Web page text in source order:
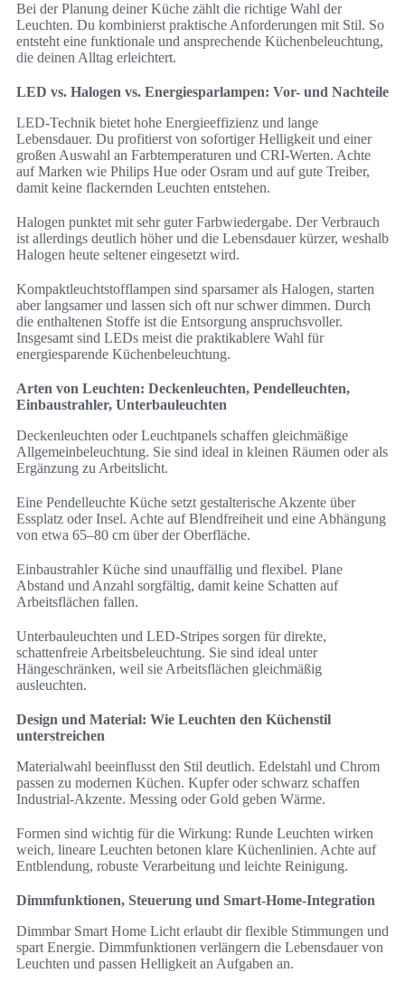
Bei der Planung deiner Küche zählt die richtige Wahl der
Leuchten. Du kombinierst praktische Anforderungen mit Stil. So
entsteht eine funktionale und ansprechende Küchenbeleuchtung,
die deinen Alltag erleichtert.
LED vs. Halogen vs. Energiesparlampen: Vor- und Nachteile
LED-Technik bietet hohe Energieeffizienz und lange
Lebensdauer. Du profitierst von sofortiger Helligkeit und einer
großen Auswahl an Farbtemperaturen und CRI-Werten. Achte
auf Marken wie Philips Hue oder Osram und auf gute Treiber,
damit keine flackernden Leuchten entstehen.
Halogen punktet mit sehr guter Farbwiedergabe. Der Verbrauch
ist allerdings deutlich höher und die Lebensdauer kürzer, weshalb
Halogen heute seltener eingesetzt wird.
Kompaktleuchtstofflampen sind sparsamer als Halogen, starten
aber langsamer und lassen sich oft nur schwer dimmen. Durch
die enthaltenen Stoffe ist die Entsorgung anspruchsvoller.
Insgesamt sind LEDs meist die praktikablere Wahl für
energiesparende Küchenbeleuchtung.
Arten von Leuchten: Deckenleuchten, Pendelleuchten,
Einbaustrahler, Unterbauleuchten
Deckenleuchten oder Leuchtpanels schaffen gleichmäßige
Allgemeinbeleuchtung. Sie sind ideal in kleinen Räumen oder als
Ergänzung zu Arbeitslicht.
Eine Pendelleuchte Küche setzt gestalterische Akzente über
Essplatz oder Insel. Achte auf Blendfreiheit und eine Abhängung
von etwa 65–80 cm über der Oberfläche.
Einbaustrahler Küche sind unauffällig und flexibel. Plane
Abstand und Anzahl sorgfältig, damit keine Schatten auf
Arbeitsflächen fallen.
Unterbauleuchten und LED-Stripes sorgen für direkte,
schattenfreie Arbeitsbeleuchtung. Sie sind ideal unter
Hängeschränken, weil sie Arbeitsflächen gleichmäßig
ausleuchten.
Design und Material: Wie Leuchten den Küchenstil
unterstreichen
Materialwahl beeinflusst den Stil deutlich. Edelstahl und Chrom
passen zu modernen Küchen. Kupfer oder schwarz schaffen
Industrial-Akzente. Messing oder Gold geben Wärme.
Formen sind wichtig für die Wirkung: Runde Leuchten wirken
weich, lineare Leuchten betonen klare Küchenlinien. Achte auf
Entblendung, robuste Verarbeitung und leichte Reinigung.
Dimmfunktionen, Steuerung und Smart-Home-Integration
Dimmbar Smart Home Licht erlaubt dir flexible Stimmungen und
spart Energie. Dimmfunktionen verlängern die Lebensdauer von
Leuchten und passen Helligkeit an Aufgaben an.